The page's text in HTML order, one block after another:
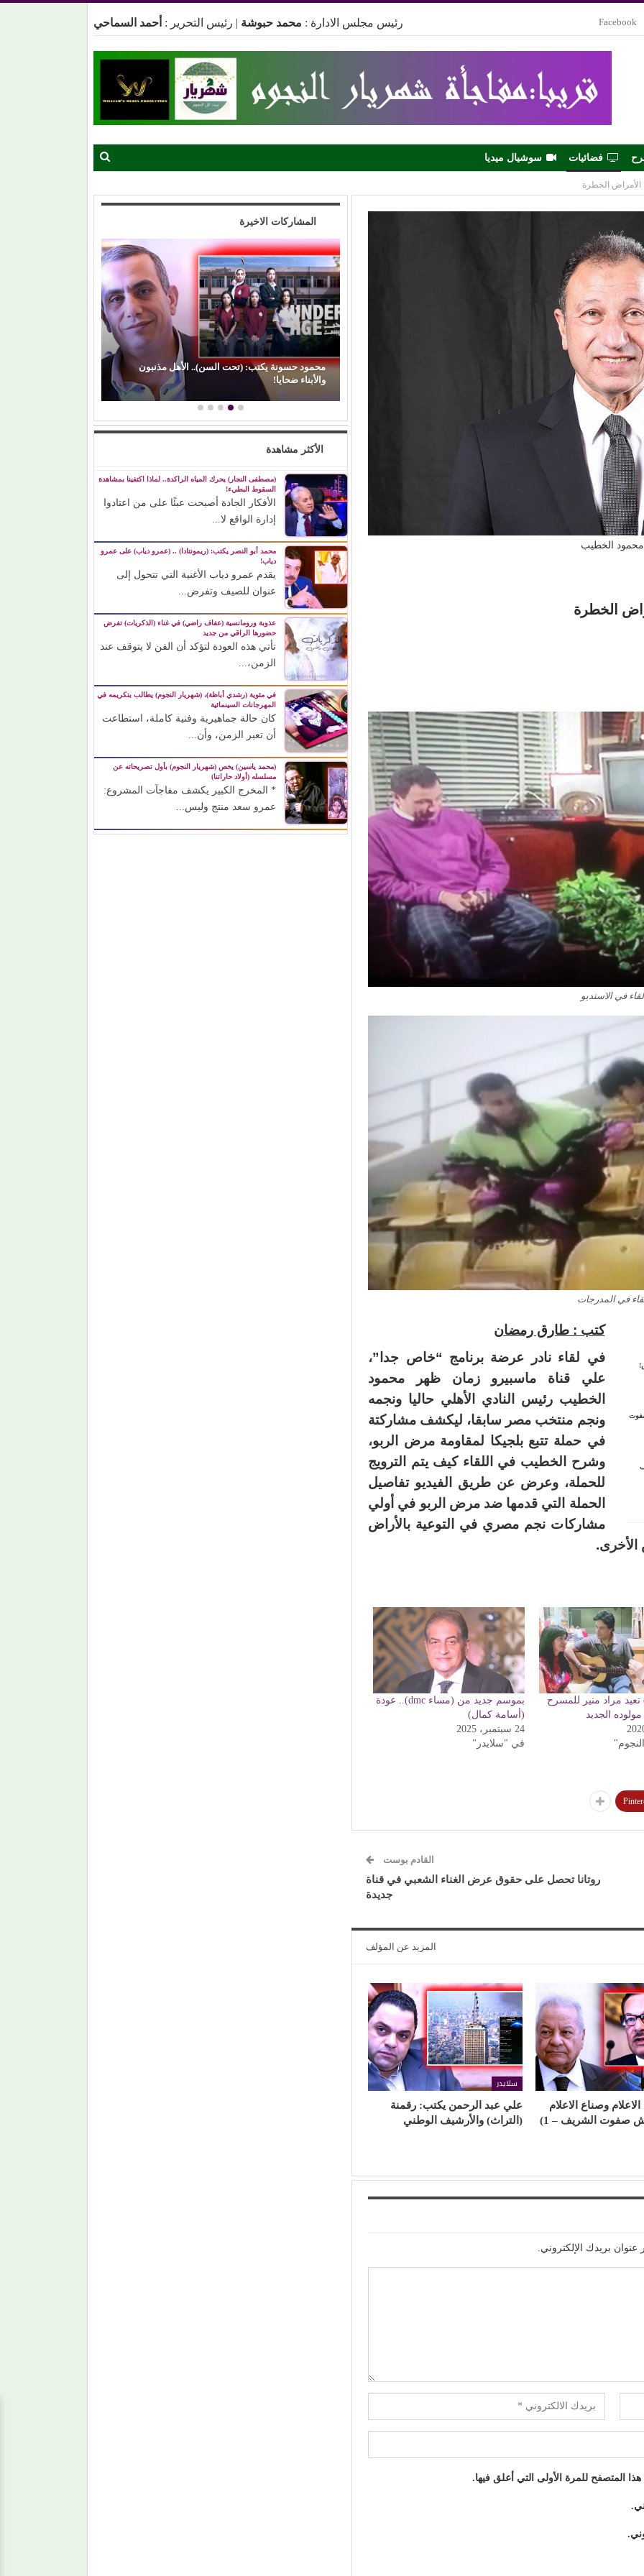
Facebook رئيس مجلس الادارة : محمد حبوشة | رئيس التحرير : أحمد السماحي
فضائيات سوشيال ميديا
الخطرة
محمود الخطيب
الخطرة
لقاء في الاستديو
في المدرجات
(عرش صفوت
كتب : طارق رمضان
في لقاء نادر عرضة برنامج “خاص جدا”،
علي قناة ماسبيرو زمان ظهر محمود
الخطيب رئيس النادي الأهلي حاليا ونجمه
ونجم منتخب مصر سابقا، ليكشف مشاركتة
في حملة تتبع بلجيكا لمقاومة مرض الربو،
وشرح الخطيب في اللقاء كيف يتم الترويج
للحملة، وعرض عن طريق الفيديو تفاصيل
الحملة التي قدمها ضد مرض الربو في أولي
مشاركات نجم مصري في التوعية بالأراض
الأخرى.
تعيد مراد منير للمسرح
الجديد
بموسم جديد من (مساء dmc).. عودة
(أسامة كمال)
24 سبتمبر، 2025
في "سلايدر"
القادم بوست
روتانا تحصل على حقوق عرض الغناء الشعبي في قناة
جديدة
المزيد عن المؤلف
وصناع الاعلام
سلايدر
علي عبد الرحمن يكتب: رقمنة
(التراث) والأرشيف الوطني
عنوان بريدك الإلكتروني.
المتصفح للمرة الأولى التي أعلق فيها.
المشاركات الاخيرة
حين ماتت الحكاية.. الفن المصري يفقد قدرته على
صناعة الهوية الوطنية (1)
محمود حسونة يكتب: (تحت السن).. الأهل مذنبون
والأبناء ضحايا!
الأكثر مشاهدة
(مصطفى النجار) يحرك المياه الراكدة.. لماذا اكتفينا بمشاهدة
السقوط البطيء!
الأفكار الجادة أصبحت عبئًا على من اعتادوا
إدارة الواقع لا...
محمد أبو النصر يكتب: (ريمونتادا) .. (عمرو دياب) على عمرو
دياب!
يقدم عمرو دياب الأغنية التي تتحول إلى
عنوان للصيف وتفرض...
عذوبة ورومانسية (عفاف راضي) في غناء (الذكريات) تفرض
حضورها الراقي من جديد
تأتي هذه العودة لتؤكد أن الفن لا يتوقف عند
الزمن،...
في مئوية (رشدي أباظة)، (شهريار النجوم) يطالب بتكريمه في
المهرجانات السينمائية
كان حالة جماهيرية وفنية كاملة، استطاعت
أن تعبر الزمن، وأن...
(محمد ياسين) يخص (شهريار النجوم) بأول تصريحاته عن
مسلسله (أولاد حاراتنا)
* المخرج الكبير يكشف مفاجآت المشروع:
عمرو سعد منتج وليس...